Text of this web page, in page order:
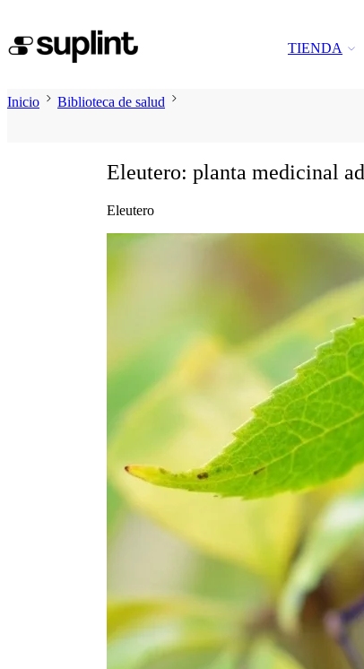
TIENDA
Inicio Biblioteca de salud
Eleutero: planta medicinal
Eleutero